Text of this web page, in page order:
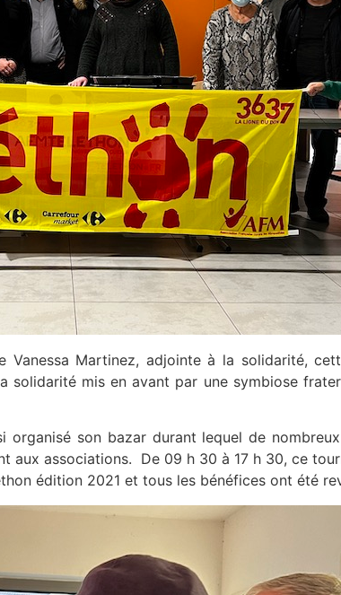
Martinez, adjointe à la solidarité,
mis en avant par une symbiose
son bazar durant lequel de
aux associations. De 09 h 30 à 17 h 30, ce
édition 2021 et tous les bénéfices ont été